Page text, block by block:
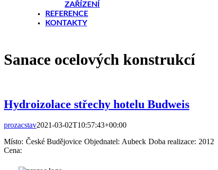
ZAŘÍZENÍ
REFERENCE
KONTAKTY
Sanace ocelových konstrukcí
Hydroizolace střechy hotelu Budweis
prozacstav2021-03-02T10:57:43+00:00
Místo: České Budějovice Objednatel: Aubeck Doba realizace: 2012
Cena: